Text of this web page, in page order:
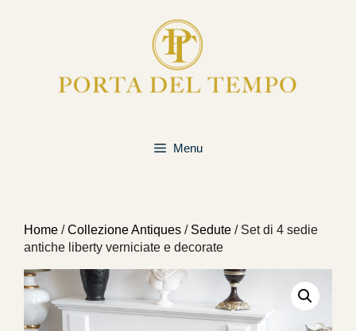
Menu
Home /Collezione Antiques / Sedute / Set di 4 sedie
antiche liberty verniciate e decorate